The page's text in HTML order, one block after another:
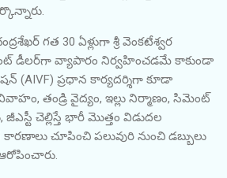
గత 30 ఏళ్లుగా శ్రీ వెంకటేశ్వర
డీలర్‌గా వ్యాపారం నిర్వహించడమే కాకుండా
(AIVF) ప్రధాన కార్యదర్శిగా కూడా
తండ్రి వైద్యం, ఇల్లు నిర్మాణం, సిమెంట్
జీఎస్టీ చెల్లిస్తే భారీ మొత్తం విడుదల
చూపించి పలువురి నుంచి డబ్బులు